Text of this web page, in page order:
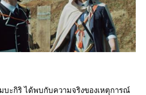
ะกิริ ได้พบกับความจริงของเหตุการณ์